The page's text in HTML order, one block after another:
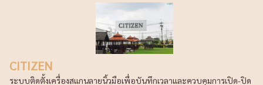
CITIZEN
ระบบติดตั้งเครื่องสแกนลายนิ้วมือเพื่อบันทึกเวลาและควบคุมการเปิด-ปิด